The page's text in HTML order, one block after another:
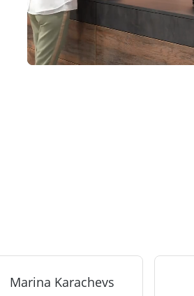
Marina Karachevs